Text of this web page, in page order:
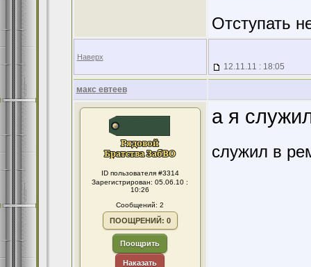
Отступать
Наверх
12.11.11 : 18:05
макс евтеев
ID пользователя #3314
Зарегистрирован: 05.06.10 :
10:26
Сообщений: 2
ПООЩРЕНИЙ: 0
Поощрить
Наказать
а я
служил в